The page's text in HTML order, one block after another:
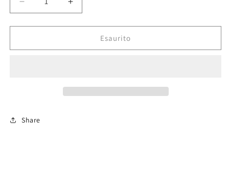
Diminuisci
quantità
per
Charge
Aumenta
quantità
per
Tomahawk
Charge
Esaurito
Share